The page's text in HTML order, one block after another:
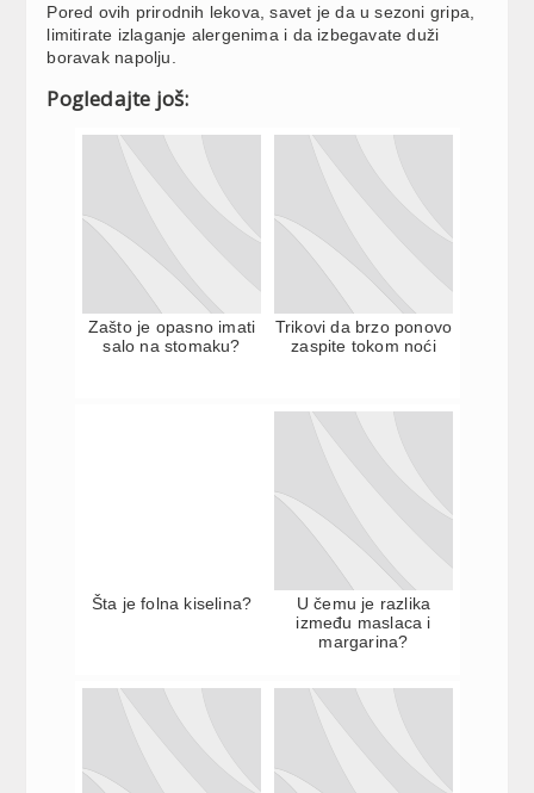
Pored ovih prirodnih lekova, savet je da u sezoni gripa,
limitirate izlaganje alergenima i da izbegavate duži
boravak napolju.
Pogledajte još:
Zašto je opasno imati
salo na stomaku?
Trikovi da brzo ponovo
zaspite tokom noći
Šta je folna kiselina?
U čemu je razlika
između maslaca i
margarina?